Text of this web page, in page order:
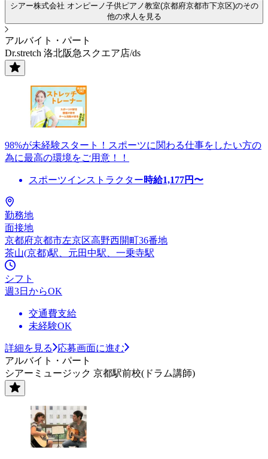
シアー株式会社 オンピーノ子供ピアノ教室(京都府京都市下京区)のその
他の求人を見る
アルバイト・パート
Dr.stretch 洛北阪急スクエア店/ds
98%が未経験スタート！スポーツに関わる仕事をしたい方の
為に最高の環境をご用意！！
スポーツインストラクター時給1,177円〜
勤務地
面接地
京都府京都市左京区高野西開町36番地
茶山(京都)駅、元田中駅、一乗寺駅
シフト
週3日からOK
交通費支給
未経験OK
詳細を見る
応募画面に進む
アルバイト・パート
シアーミュージック 京都駅前校(ドラム講師)